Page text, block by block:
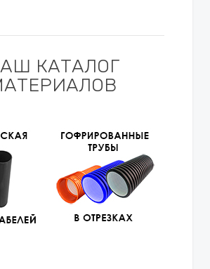
КАТАЛОГ